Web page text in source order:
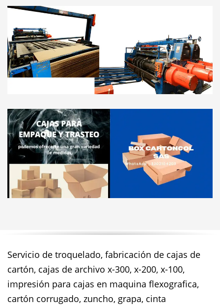
Servicio de troquelado, fabricación de cajas de
cartón, cajas de archivo x-300, x-200, x-100,
impresión para cajas en maquina flexografica,
cartón corrugado, zuncho, grapa, cinta